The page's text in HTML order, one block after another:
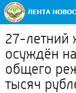
27-летний
осуждён
общего
тысяч